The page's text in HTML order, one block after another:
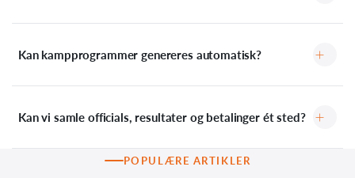
Kan kampprogrammer genereres automatisk?
Kan vi samle officials, resultater og betalinger ét sted?
POPULÆRE ARTIKLER